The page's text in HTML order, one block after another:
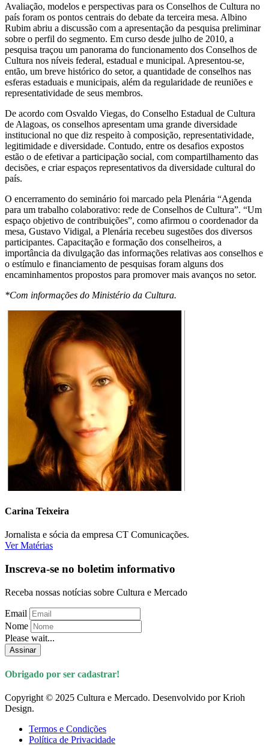
Avaliação, modelos e perspectivas para os Conselhos de Cultura no
país foram os pontos centrais do debate da terceira mesa. Albino
Rubim abriu a discussão com a apresentação da pesquisa preliminar
sobre o perfil do segmento. Em curso desde julho de 2010, a
pesquisa traçou um panorama do funcionamento dos Conselhos de
Cultura nos níveis federal, estadual e municipal. Apresentou-se,
então, um breve histórico do setor, a quantidade de conselhos nas
esferas estaduais e municipais, além da regularidade de reuniões e
representatividade de seus membros.
De acordo com Osvaldo Viegas, do Conselho Estadual de Cultura
de Alagoas, os conselhos apresentam uma grande diversidade
institucional no que diz respeito à composição, representatividade,
legitimidade e diversidade. Contudo, entre os desafios expostos
estão o de efetivar a participação social, com compartilhamento das
decisões, e criar espaços representativos da diversidade cultural do
país.
O encerramento do seminário foi marcado pela Plenária “Agenda
para um trabalho colaborativo: rede de Conselhos de Cultura”. “Um
espaço objetivo de contribuições”, como afirmou o coordenador da
mesa, Gustavo Vidigal, a Plenária recebeu sugestões dos diversos
participantes. Capacitação e formação dos conselheiros, a
importância da divulgação das informações relativas aos conselhos e
o estímulo e financiamento de pesquisas foram alguns dos
encaminhamentos propostos para promover mais avanços no setor.
*Com informações do Ministério da Cultura.
Carina Teixeira
Jornalista e sócia da empresa CT Comunicações.
Ver Matérias
Inscreva-se no boletim informativo
Receba nossas notícias sobre Cultura e Mercado
Email
Nome
Please wait...
Assinar
Obrigado por ser cadastrar!
Copyright © 2025 Cultura e Mercado. Desenvolvido por Krioh
Design.
Termos e Condições
Política de Privacidade